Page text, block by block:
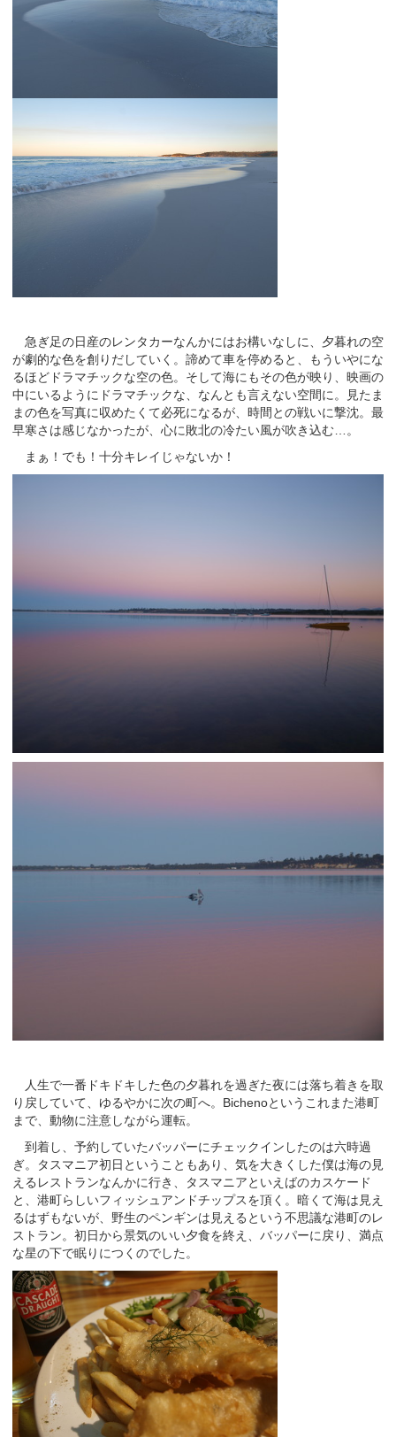
急ぎ足の日産のレンタカーなんかにはお構いなしに、夕暮れの空
が劇的な色を創りだしていく。諦めて車を停めると、もういやにな
るほどドラマチックな空の色。そして海にもその色が映り、映画の
中にいるようにドラマチックな、なんとも言えない空間に。見たま
まの色を写真に収めたくて必死になるが、時間との戦いに撃沈。最
早寒さは感じなかったが、心に敗北の冷たい風が吹き込む…。
まぁ！でも！十分キレイじゃないか！
人生で一番ドキドキした色の夕暮れを過ぎた夜には落ち着きを取
り戻していて、ゆるやかに次の町へ。Bichenoというこれまた港町
まで、動物に注意しながら運転。
到着し、予約していたバッパーにチェックインしたのは六時過
ぎ。タスマニア初日ということもあり、気を大きくした僕は海の見
えるレストランなんかに行き、タスマニアといえばのカスケード
と、港町らしいフィッシュアンドチップスを頂く。暗くて海は見え
るはずもないが、野生のペンギンは見えるという不思議な港町のレ
ストラン。初日から景気のいい夕食を終え、バッパーに戻り、満点
な星の下で眠りにつくのでした。